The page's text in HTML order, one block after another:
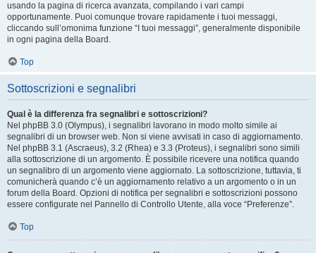
usando la pagina di ricerca avanzata, compilando i vari campi
opportunamente. Puoi comunque trovare rapidamente i tuoi messaggi,
cliccando sull’omonima funzione “I tuoi messaggi”, generalmente disponibile
in ogni pagina della Board.
Top
Sottoscrizioni e segnalibri
Qual è la differenza fra segnalibri e sottoscrizioni?
Nel phpBB 3.0 (Olympus), i segnalibri lavorano in modo molto simile ai
segnalibri di un browser web. Non si viene avvisati in caso di aggiornamento.
Nel phpBB 3.1 (Ascraeus), 3.2 (Rhea) e 3.3 (Proteus), i segnalibri sono simili
alla sottoscrizione di un argomento. È possibile ricevere una notifica quando
un segnalibro di un argomento viene aggiornato. La sottoscrizione, tuttavia, ti
comunicherà quando c’è un aggiornamento relativo a un argomento o in un
forum della Board. Opzioni di notifica per segnalibri e sottoscrizioni possono
essere configurate nel Pannello di Controllo Utente, alla voce “Preferenze”.
Top